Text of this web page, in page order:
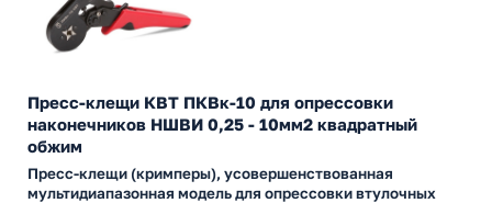
Пресс-клещи КВТ ПКВк-10 для опрессовки
наконечников НШВИ 0,25 - 10мм2 квадратный
обжим
Пресс-клещи (кримперы), усовершенствованная
мультидиапазонная модель для опрессовки втулочных